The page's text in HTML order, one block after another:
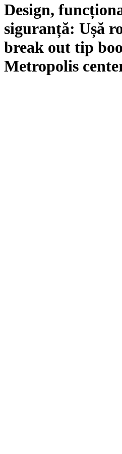
Design,
siguranță: Ușă
break out tip
Metropolis